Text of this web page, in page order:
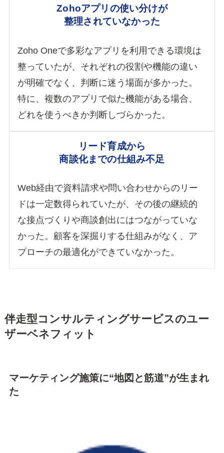
Zohoアプリの使い分けが
整理されていなかった
Zoho Oneで多彩なアプリを利用できる環境は
整っていたが、それぞれの役割や機能の違い
が明確でなく、判断に迷う場面が多かった。
特に、複数のアプリで似た機能がある場合、
どれを使うべきか判断しづらかった。
リード育成から
商談化までの仕組み不足
Web経由で資料請求や問い合わせからのリー
ドは一定数得られていたが、その後の継続的
な接点づくりや商談創出にはつながっていな
かった。顧客を深掘りする仕組みがなく、ア
プローチの最適化ができていなかった。
伴走型コンサルティングサービスのユー
ザーベネフィット
マーケティング施策に“地図と筋道”が生まれ
た